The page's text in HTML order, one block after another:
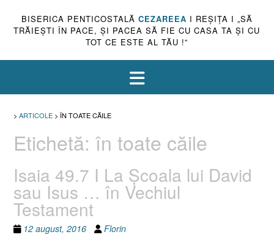
BISERICA PENTICOSTALĂ CEZAREEA I REŞIŢA I „SĂ
TRĂIEŞTI ÎN PACE, ŞI PACEA SĂ FIE CU CASA TA ŞI CU
TOT CE ESTE AL TĂU !”
> ARTICOLE > ÎN TOATE CĂILE
Etichetă: în toate căile
Isaia 49.7 I La Şcoala lui David
sau Isus … în Vechiul
Testament
12 august, 2016 Florin